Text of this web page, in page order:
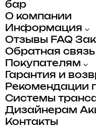
бар
О компании
Информация
Отзывы FAQ
Обратная связь
Покупателям
Гарантия и
Рекомендации
Системы
Дизайнерам
Контакты